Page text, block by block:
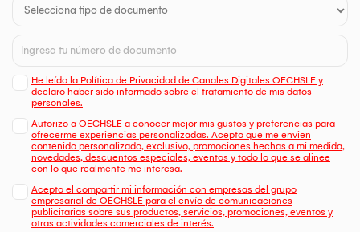
He leído la Política de Privacidad de Canales Digitales OECHSLE y
declaro haber sido informado sobre el tratamiento de mis datos
personales.
Autorizo a OECHSLE a conocer mejor mis gustos y preferencias para
ofrecerme experiencias personalizadas. Acepto que me envien
contenido personalizado, exclusivo, promociones hechas a mi medida,
novedades, descuentos especiales, eventos y todo lo que se alinee
con lo que realmente me interesa.
Acepto el compartir mi información con empresas del grupo
empresarial de OECHSLE para el envío de comunicaciones
publicitarias sobre sus productos, servicios, promociones, eventos y
otras actividades comerciales de interés.